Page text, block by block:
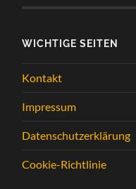
WICHTIGE SEITEN
Kontakt
Impressum
Datenschutzerklärung
Cookie-Richtlinie